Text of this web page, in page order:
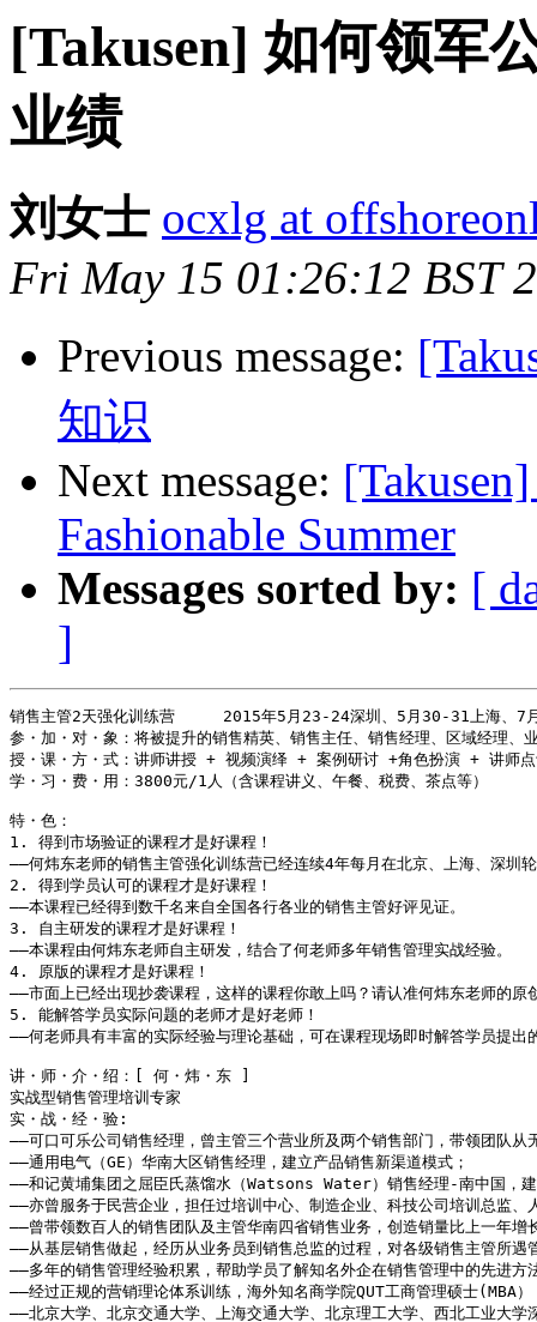
[Takusen] 如何领军
业绩
刘女士 ocxlg at
Fri May 15 01:26:12 BST
Previous message:
知识
Next message:
Fashionable Summer
Messages sorted by: [
]
销售主管2天强化训练营     2015年5月23-24深圳、5月30-31上海、7
参・加・对・象：将被提升的销售精英、销售主任、销售经理、区域经理、
授・课・方・式：讲师讲授 + 视频演绎 + 案例研讨 +角色扮演 + 讲师
学・习・费・用：3800元/1人（含课程讲义、午餐、税费、茶点等）
特・色：
1. 得到市场验证的课程才是好课程！
――何炜东老师的销售主管强化训练营已经连续4年每月在北京、上海、深圳
2. 得到学员认可的课程才是好课程！
――本课程已经得到数千名来自全国各行各业的销售主管好评见证。
3. 自主研发的课程才是好课程！
――本课程由何炜东老师自主研发，结合了何老师多年销售管理实战经验。
4. 原版的课程才是好课程！
――市面上已经出现抄袭课程，这样的课程你敢上吗？请认准何炜东老师的原
5. 能解答学员实际问题的老师才是好老师！
――何老师具有丰富的实际经验与理论基础，可在课程现场即时解答学员提出
讲・师・介・绍：[ 何・炜・东 ]
实战型销售管理培训专家
实・战・经・验:
――可口可乐公司销售经理，曾主管三个营业所及两个销售部门，带领团队从
――通用电气（GE）华南大区销售经理，建立产品销售新渠道模式；
――和记黄埔集团之屈臣氏蒸馏水（Watsons Water）销售经理-南中
――亦曾服务于民营企业，担任过培训中心、制造企业、科技公司培训总监、
――曾带领数百人的销售团队及主管华南四省销售业务，创造销量比上一年增
――从基层销售做起，经历从业务员到销售总监的过程，对各级销售主管所遇
――多年的销售管理经验积累，帮助学员了解知名外企在销售管理中的先进方
――经过正规的营销理论体系训练，海外知名商学院QUT工商管理硕士(MBA）
――北京大学、北京交通大学、上海交通大学、北京理工大学、西北工业大学